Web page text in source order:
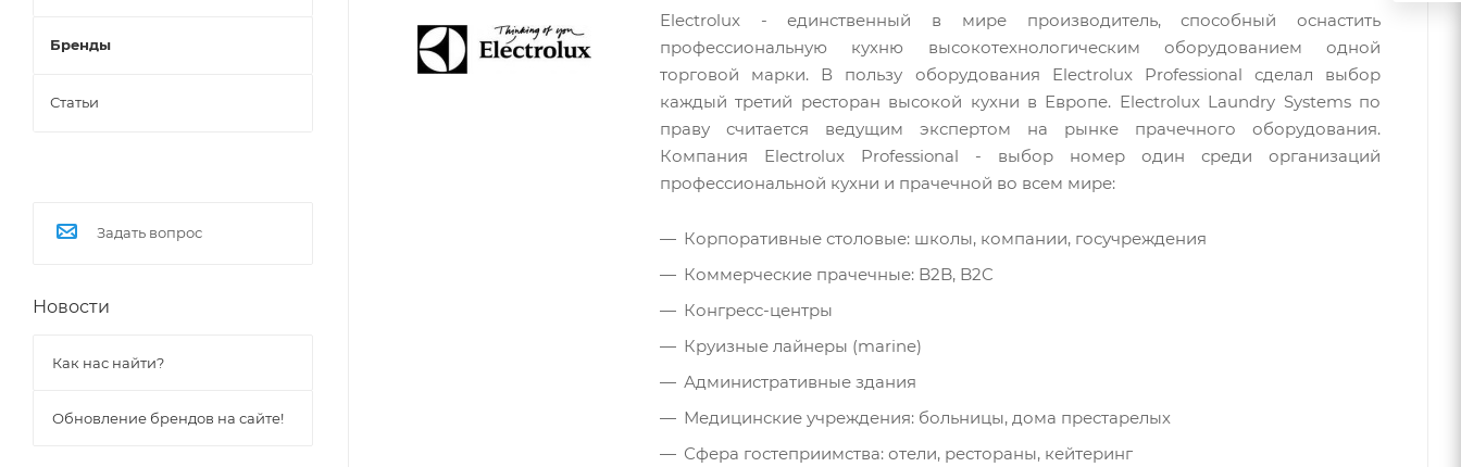
Electrolux - единственный в мире производитель, способный оснастить
профессиональную кухню высокотехнологическим оборудованием одной
торговой марки. В пользу оборудования Electrolux Professional сделал выбор
каждый третий ресторан высокой кухни в Европе. Electrolux Laundry Systems по
праву считается ведущим экспертом на рынке прачечного оборудования.
Компания Electrolux Professional - выбор номер один среди организаций
профессиональной кухни и прачечной во всем мире:
Корпоративные столовые: школы, компании, госучреждения
Коммерческие прачечные: B2B, B2C
Конгресс-центры
Круизные лайнеры (marine)
Административные здания
Медицинские учреждения: больницы, дома престарелых
Сфера гостеприимства: отели, рестораны, кейтеринг
Бренды
Статьи
Задать вопрос
Новости
Как нас найти?
Обновление брендов на сайте!